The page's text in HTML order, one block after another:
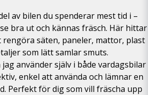
av bilen du spenderar mest tid i –
bra ut och kännas fräsch. Här hittar
säten, paneler, mattor, plast
som lätt samlar smuts.
använder själv i både vardagsbilar
enkel att använda och lämnar en
Perfekt för dig som vill fräscha upp